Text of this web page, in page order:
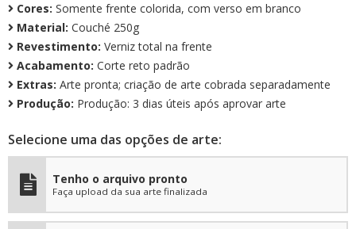
Cores: Somente frente colorida, com verso em branco
Material: Couché 250g
Revestimento: Verniz total na frente
Acabamento: Corte reto padrão
Extras: Arte pronta; criação de arte cobrada separadamente
Produção: Produção: 3 dias úteis após aprovar arte
Selecione uma das opções de arte:
Tenho o arquivo pronto
Faça upload da sua arte finalizada